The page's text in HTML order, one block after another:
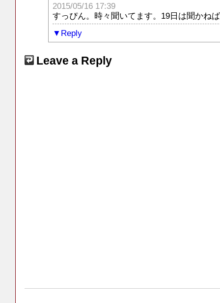
2015/05/16 17:39
すっぴん。時々聞いてます。19日は聞かね
Reply
Leave a Reply